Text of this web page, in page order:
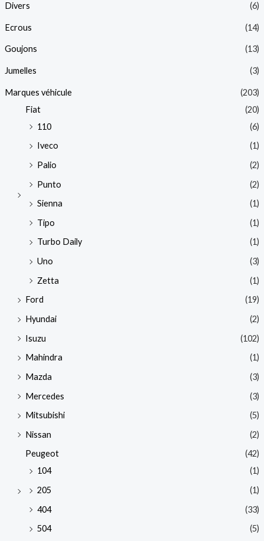
Divers (6)
Ecrous (14)
Goujons (13)
Jumelles (3)
Marques véhicule
(203)
Fiat
(20)
110
(6)
Iveco
(1)
Palio
(2)
Punto
(2)
Sienna
(1)
Tipo
(1)
Turbo Daily
(1)
Uno
(3)
Zetta
(1)
Ford
(19)
Hyundai
(2)
Isuzu
(102)
Mahindra
(1)
Mazda
(3)
Mercedes
(3)
Mitsubishi
(5)
Nissan
(2)
Peugeot
(42)
104
(1)
205
(1)
404
(33)
504
(5)